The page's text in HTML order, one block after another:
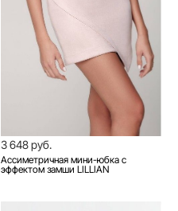
3 648 руб.
Ассиметричная мини-юбка с
эффектом замши LILLIAN